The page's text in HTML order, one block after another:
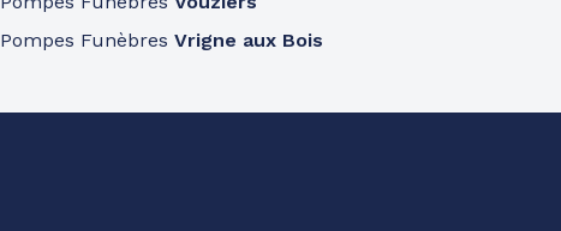
Pompes FunèbresVrigne aux Bois